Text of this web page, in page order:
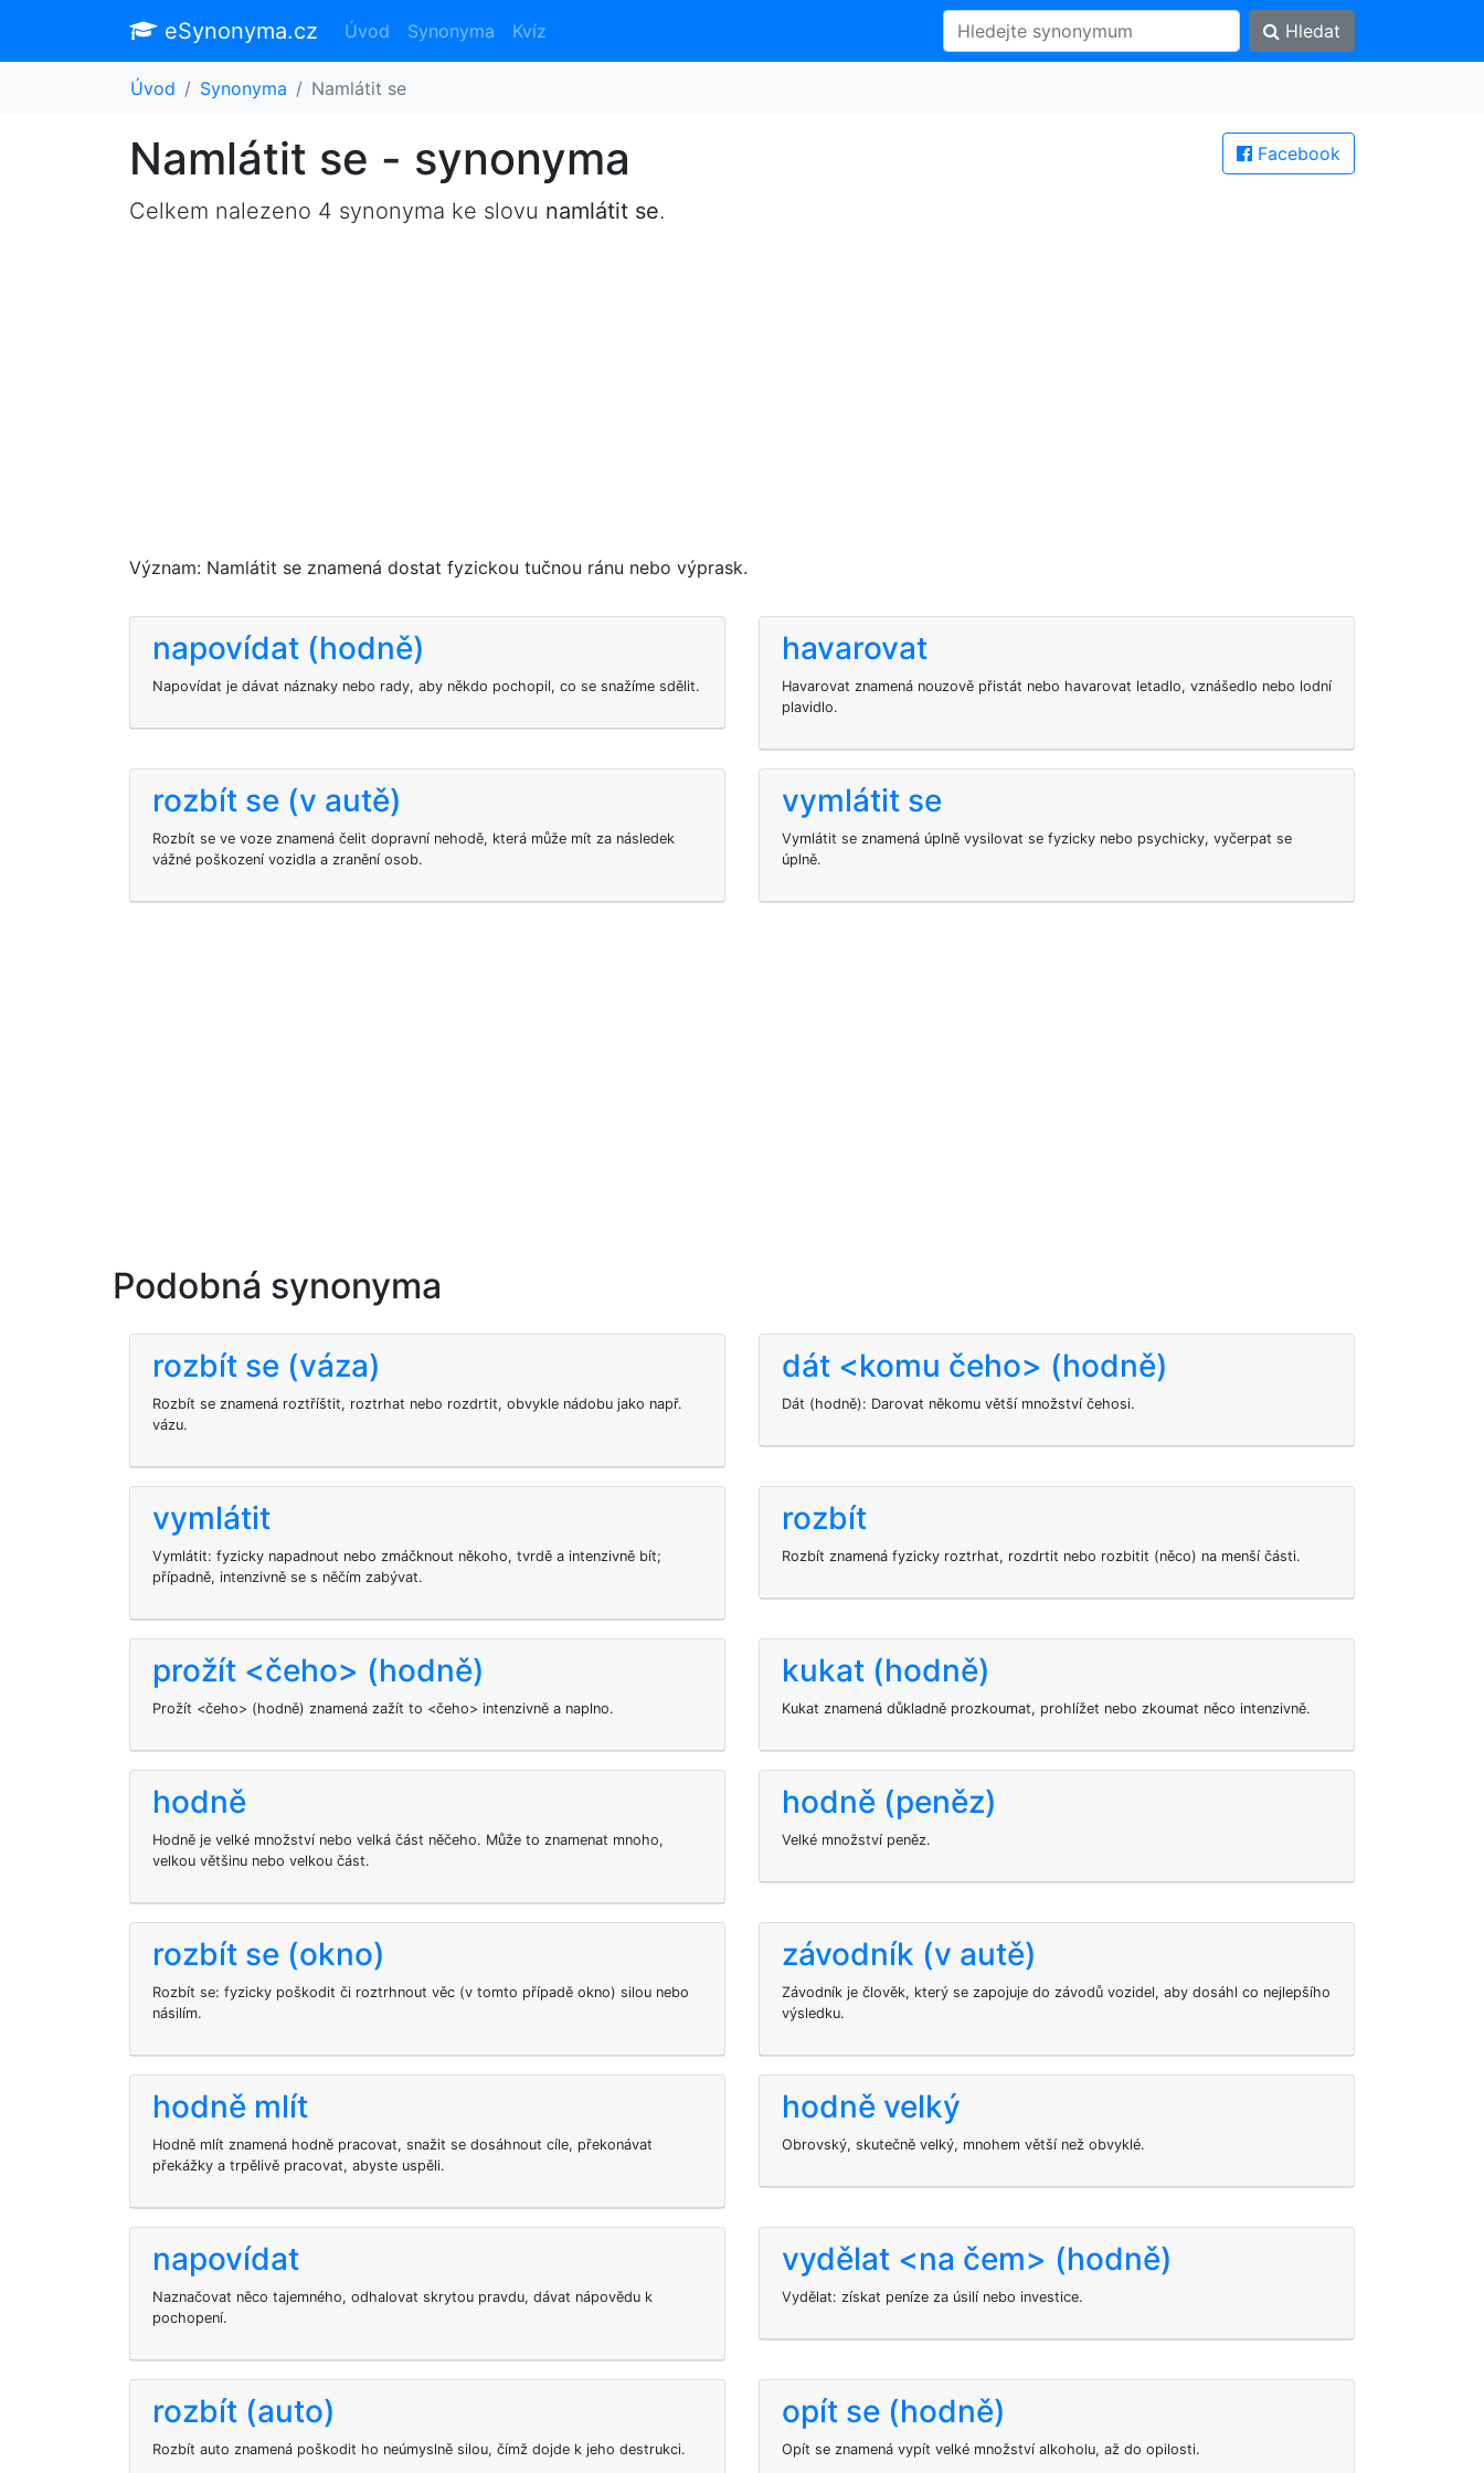
eSynonyma.cz Úvod Synonyma Kvíz Hledat
Úvod Synonyma Namlátit se
Facebook
Namlátit se - synonyma
Celkem nalezeno 4 synonyma ke slovu namlátit se.
Význam: Namlátit se znamená dostat fyzickou tučnou ránu nebo výprask.
napovídat (hodně)
Napovídat je dávat náznaky nebo rady, aby někdo pochopil, co se snažíme sdělit.
havarovat
Havarovat znamená nouzově přistát nebo havarovat letadlo, vznášedlo nebo lodní
plavidlo.
rozbít se (v autě)
Rozbít se ve voze znamená čelit dopravní nehodě, která může mít za následek
vážné poškození vozidla a zranění osob.
vymlátit se
Vymlátit se znamená úplně vysilovat se fyzicky nebo psychicky, vyčerpat se
úplně.
Podobná synonyma
rozbít se (váza)
Rozbít se znamená roztříštit, roztrhat nebo rozdrtit, obvykle nádobu jako např.
vázu.
dát <komu čeho> (hodně)
Dát (hodně): Darovat někomu větší množství čehosi.
vymlátit
Vymlátit: fyzicky napadnout nebo zmáčknout někoho, tvrdě a intenzivně bít;
případně, intenzivně se s něčím zabývat.
rozbít
Rozbít znamená fyzicky roztrhat, rozdrtit nebo rozbitit (něco) na menší části.
prožít <čeho> (hodně)
Prožít <čeho> (hodně) znamená zažít to <čeho> intenzivně a naplno.
kukat (hodně)
Kukat znamená důkladně prozkoumat, prohlížet nebo zkoumat něco intenzivně.
hodně
Hodně je velké množství nebo velká část něčeho. Může to znamenat mnoho,
velkou většinu nebo velkou část.
hodně (peněz)
Velké množství peněz.
rozbít se (okno)
Rozbít se: fyzicky poškodit či roztrhnout věc (v tomto případě okno) silou nebo
násilím.
závodník (v autě)
Závodník je člověk, který se zapojuje do závodů vozidel, aby dosáhl co nejlepšího
výsledku.
hodně mlít
Hodně mlít znamená hodně pracovat, snažit se dosáhnout cíle, překonávat
překážky a trpělivě pracovat, abyste uspěli.
hodně velký
Obrovský, skutečně velký, mnohem větší než obvyklé.
napovídat
Naznačovat něco tajemného, odhalovat skrytou pravdu, dávat nápovědu k
pochopení.
vydělat <na čem> (hodně)
Vydělat: získat peníze za úsilí nebo investice.
rozbít (auto)
Rozbít auto znamená poškodit ho neúmyslně silou, čímž dojde k jeho destrukci.
opít se (hodně)
Opít se znamená vypít velké množství alkoholu, až do opilosti.